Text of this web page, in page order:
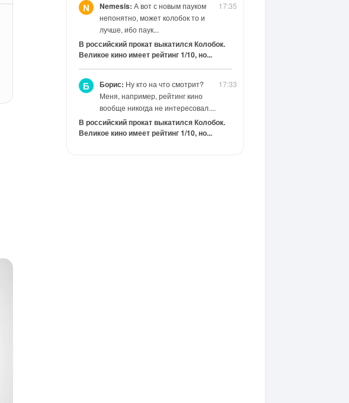
17:35
N Nemesis: А вот с новым пауком
непонятно, может колобок то и
лучше, ибо паук...
В российский прокат выкатился Колобок.
Великое кино имеет рейтинг 1/10, но...
17:33
Б Борис: Ну кто на что смотрит?
Меня, например, рейтинг кино
вообще никогда не интересовал....
В российский прокат выкатился Колобок.
Великое кино имеет рейтинг 1/10, но...